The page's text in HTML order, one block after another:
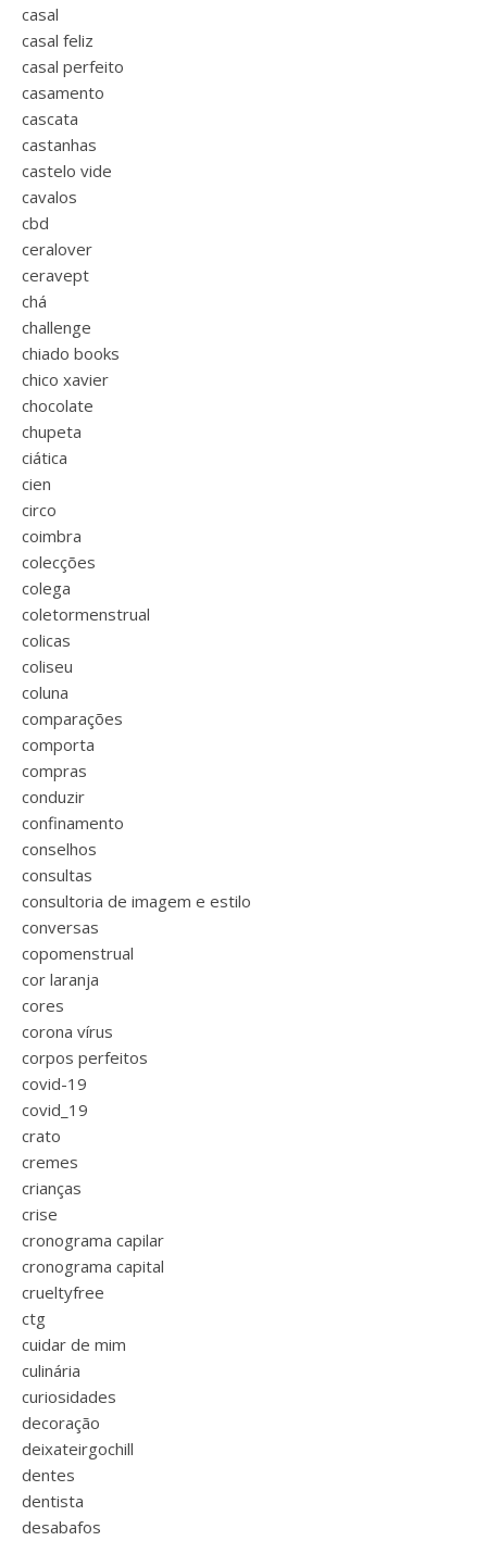
casal
casal feliz
casal perfeito
casamento
cascata
castanhas
castelo vide
cavalos
cbd
ceralover
ceravept
chá
challenge
chiado books
chico xavier
chocolate
chupeta
ciática
cien
circo
coimbra
colecções
colega
coletormenstrual
colicas
coliseu
coluna
comparações
comporta
compras
conduzir
confinamento
conselhos
consultas
consultoria de imagem e estilo
conversas
copomenstrual
cor laranja
cores
corona vírus
corpos perfeitos
covid-19
covid_19
crato
cremes
crianças
crise
cronograma capilar
cronograma capital
crueltyfree
ctg
cuidar de mim
culinária
curiosidades
decoração
deixateirgochill
dentes
dentista
desabafos